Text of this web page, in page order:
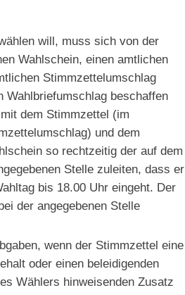
will, muss sich von der
Wahlschein, einen amtlichen
Stimmzettelumschlag
Wahlbriefumschlag beschaffen
dem Stimmzettel (im
und dem
so rechtzeitig der auf dem
Stelle zuleiten, dass er
bis 18.00 Uhr eingeht. Der
der angegebenen Stelle
wenn der Stimmzettel eine
oder einen beleidigenden
Wählers hinweisenden Zusatz